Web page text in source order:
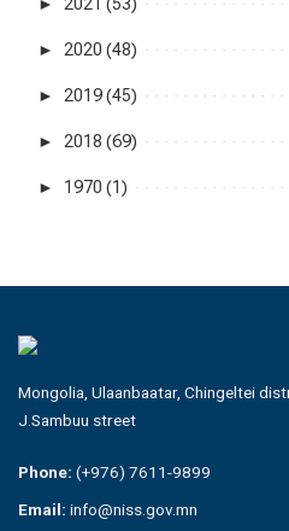
► 2020 (48)
► 2019 (45)
► 2018 (69)
► 1970 (1)
Mongolia, Ulaanbaatar, Chingeltei
J.Sambuu street
Phone: (+976) 7611-9899
Email: info@niss.gov.mn